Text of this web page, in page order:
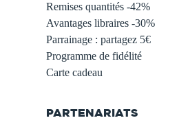
Remises quantités -42%
Avantages libraires -30%
Parrainage : partagez 5€
Programme de fidélité
Carte cadeau
PARTENARIATS